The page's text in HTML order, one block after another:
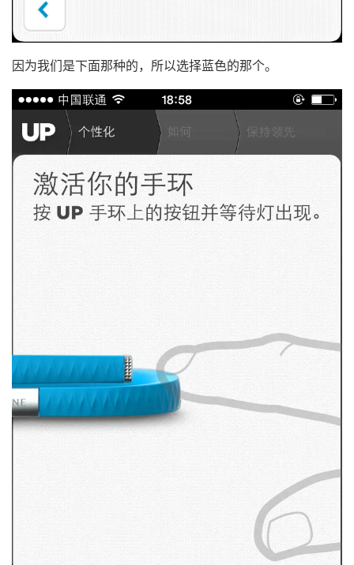
因为我们是下面那种的，所以选择蓝色的那个。